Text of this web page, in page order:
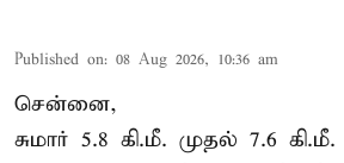
Published on: 08 Aug 2026, 10:36 am
சென்னை,
சுமார் 5.8 கி.மீ. முதல் 7.6